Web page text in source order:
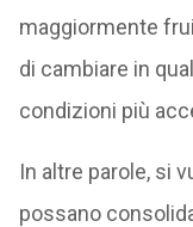
maggiormente
di cambiare in
condizioni più
In altre parole, si
possano